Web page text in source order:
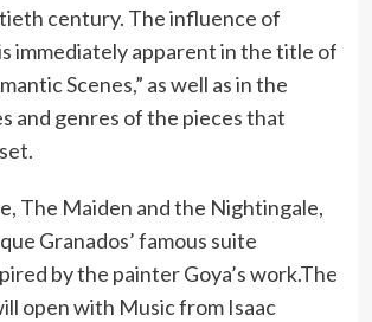
century. The influence of
immediately apparent in the title of
Scenes,” as well as in the
and genres of the pieces that
The Maiden and the Nightingale,
Granados’ famous suite
by the painter Goya’s work.The
open with Music from Isaac